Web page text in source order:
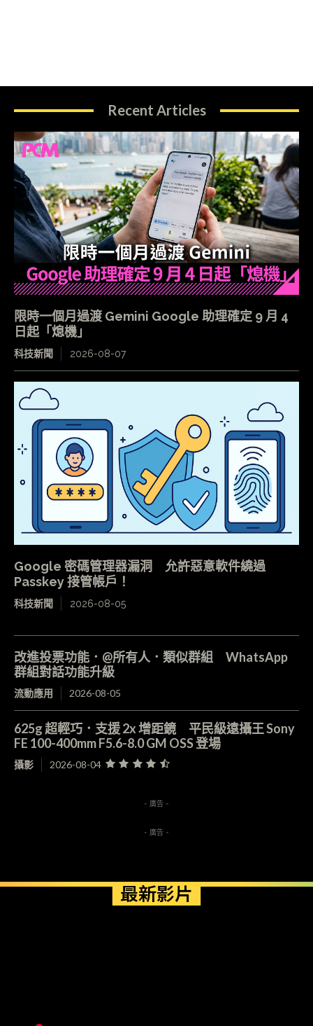
Recent Articles
限時一個月過渡 Gemini Google 助理確定 9 月 4
日起「熄機」
科技新聞 2026-08-07
Google 密碼管理器漏洞 允許惡意軟件繞過
Passkey 接管帳戶！
科技新聞 2026-08-05
改進投票功能．@所有人．類似群組 WhatsApp
群組對話功能升級
流動應用 2026-08-05
625g 超輕巧．支援 2x 增距鏡 平民級遠攝王 Sony
FE 100-400mm F5.6-8.0 GM OSS 登場
攝影 2026-08-04
- 廣告 -
- 廣告 -
最新影片